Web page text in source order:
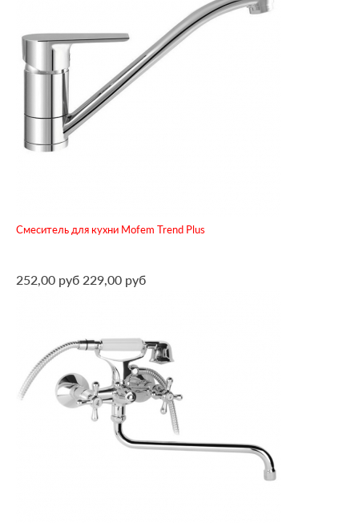
Смеситель для кухни Mofem Trend Plus
252,00 руб 229,00 руб